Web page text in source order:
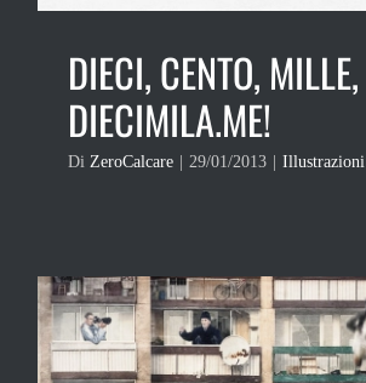
DIECI, CENTO, MILLE,
DIECIMILA.ME!
Di ZeroCalcare 29/01/2013 Illustrazioni